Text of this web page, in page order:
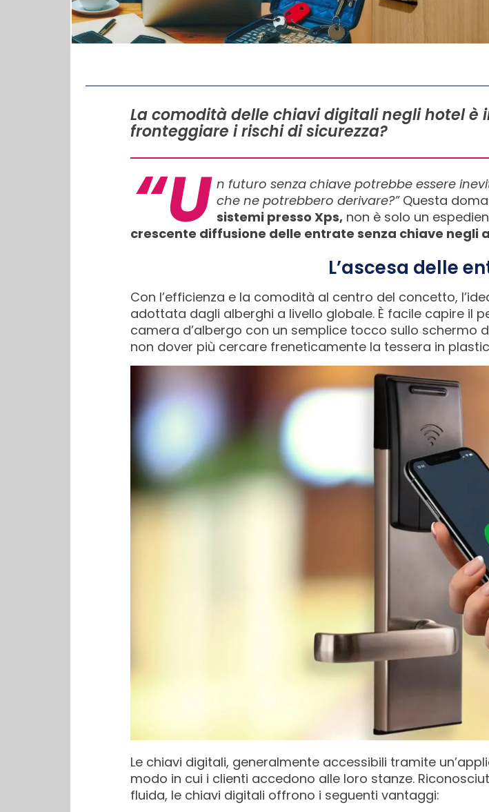
La comodità delle chiavi digitali negli hotel è
fronteggiare i rischi di sicurezza?
“U n futuro senza chiave potrebbe essere
che ne potrebbero derivare?”Questa
sistemi presso Xps, non è solo un
crescente diffusione delle entrate senza chiave negli
L’ascesa delle
Con l’efficienza e la comodità al centro del concetto,
adottata dagli alberghi a livello globale. È facile capire il
camera d’albergo con un semplice tocco sullo schermo
non dover più cercare freneticamente la tessera in
Le chiavi digitali, generalmente accessibili tramite
modo in cui i clienti accedono alle loro stanze.
fluida, le chiavi digitali offrono i seguenti vantaggi: